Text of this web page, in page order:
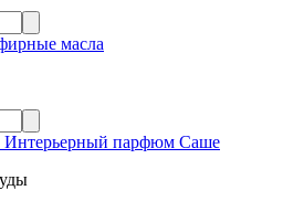
масла
Интерьерный парфюм Саше